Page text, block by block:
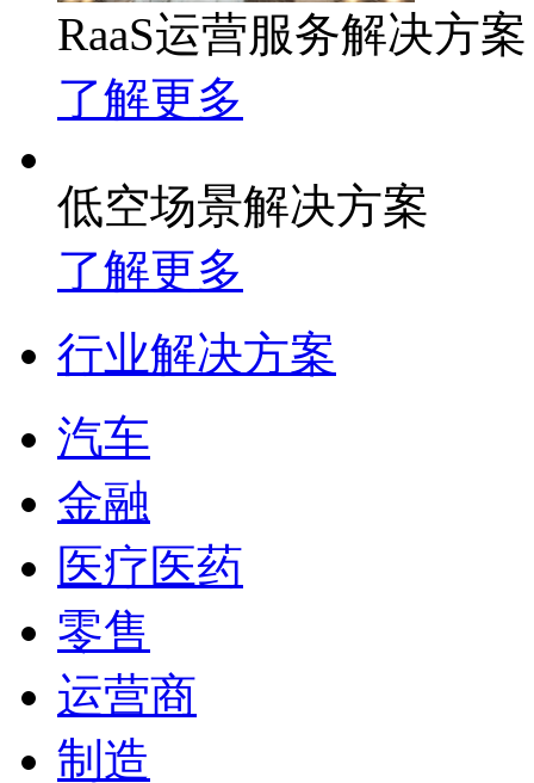
RaaS运营服务解决方案
了解更多
低空场景解决方案
了解更多
行业解决方案
汽车
金融
医疗医药
零售
运营商
制造